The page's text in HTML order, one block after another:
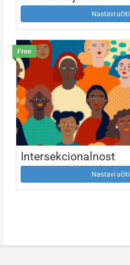
Nastavi učiti
Free
Intersekcionalnost
Nastavi učiti